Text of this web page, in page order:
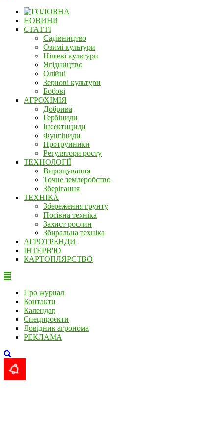
НОВИНИ
СТАТТІ
Садівництво
Озимі культури
Нішеві культури
Ягідництво
Олійні
Зернові культури
Бобові
АГРОХІМІЯ
Добрива
Гербіциди
Інсектициди
Фунгіциди
Протруйники
Регулятори росту
ТЕХНОЛОГІЇ
Вирощування
Точне землеробство
Зберігання
ТЕХНІКА
Збереження грунту
Посівна техніка
Захист рослин
Збиральна техніка
АГРОТРЕНДИ
ІНТЕРВ'Ю
КАРТОПЛЯРСТВО
Про журнал
Контакти
Календар
Спецпроекти
Довідник агронома
РЕКЛАМА